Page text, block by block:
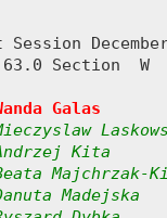
Session
Section  W
Galas
Kita
Majchrzak-
Madejska